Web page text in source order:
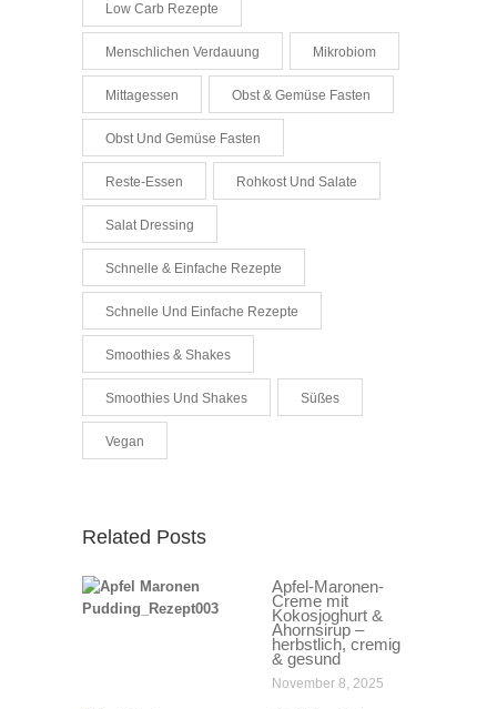
Low Carb Rezepte
Menschlichen Verdauung Mikrobiom
Mittagessen Obst & Gemüse Fasten
Obst Und Gemüse Fasten
Reste-Essen Rohkost Und Salate
Salat Dressing
Schnelle & Einfache Rezepte
Schnelle Und Einfache Rezepte
Smoothies & Shakes
Smoothies Und Shakes Süßes
Vegan
Related Posts
Apfel-Maronen-
Creme mit
Kokosjoghurt &
Ahornsirup –
herbstlich, cremig
& gesund
November 8, 2025